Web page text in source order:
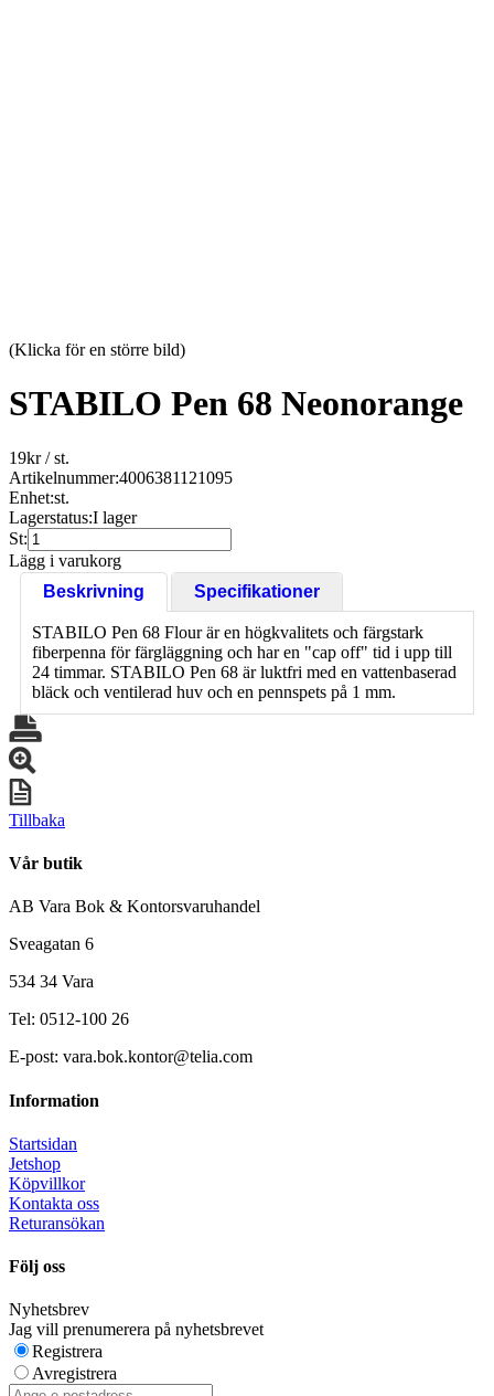
(Klicka för en större bild)
STABILO Pen 68 Neonorange
19kr/ st.
Artikelnummer:4006381121095
Enhet:st.
Lagerstatus:I lager
St:
Lägg i varukorg
Beskrivning
Specifikationer
STABILO Pen 68 Flour är en högkvalitets och färgstark
fiberpenna för färgläggning och har en "cap off" tid i upp till
24 timmar. STABILO Pen 68 är luktfri med en vattenbaserad
bläck och ventilerad huv och en pennspets på 1 mm.
Tillbaka
Vår butik
AB Vara Bok & Kontorsvaruhandel
Sveagatan 6
534 34 Vara
Tel: 0512-100 26
E-post: vara.bok.kontor@telia.com
Information
Startsidan
Jetshop
Köpvillkor
Kontakta oss
Returansökan
Följ oss
Nyhetsbrev
Jag vill prenumerera på nyhetsbrevet
Registrera
Avregistrera